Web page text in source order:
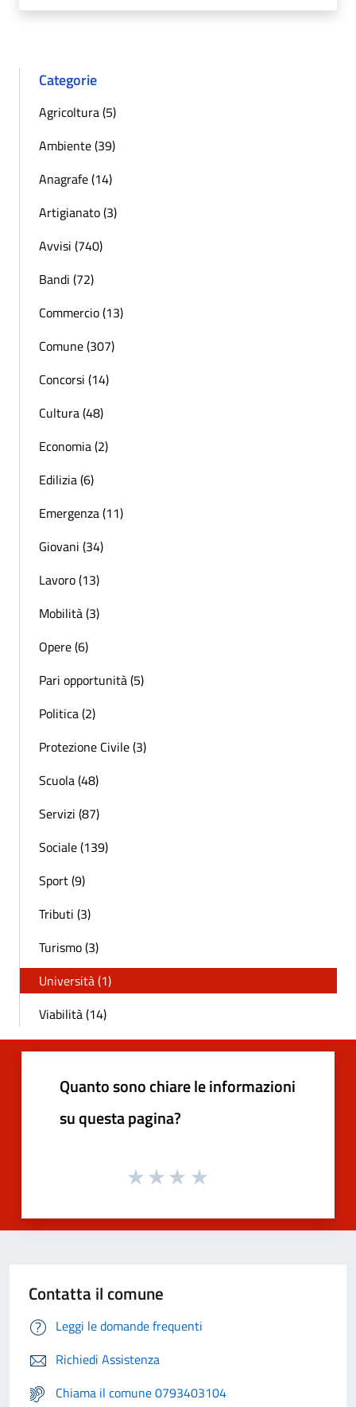
Categorie
Agricoltura (5)
Ambiente (39)
Anagrafe (14)
Artigianato (3)
Avvisi (740)
Bandi (72)
Commercio (13)
Comune (307)
Concorsi (14)
Cultura (48)
Economia (2)
Edilizia (6)
Emergenza (11)
Giovani (34)
Lavoro (13)
Mobilità (3)
Opere (6)
Pari opportunità (5)
Politica (2)
Protezione Civile (3)
Scuola (48)
Servizi (87)
Sociale (139)
Sport (9)
Tributi (3)
Turismo (3)
Università (1)
Viabilità (14)
Quanto sono chiare le informazioni
su questa pagina?
Contatta il comune
Leggi le domande frequenti
Richiedi Assistenza
Chiama il comune 0793403104